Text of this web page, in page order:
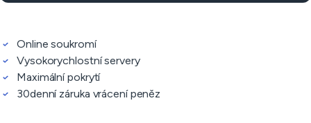
Online soukromí
Vysokorychlostní servery
Maximální pokrytí
30denní záruka vrácení peněz